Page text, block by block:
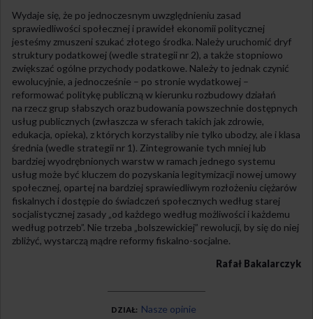
Wydaje się, że po jednoczesnym uwzględnieniu zasad
sprawiedliwości społecznej i prawideł ekonomii politycznej
jesteśmy zmuszeni szukać złotego środka. Należy uruchomić dryf
struktury podatkowej (wedle strategii nr 2), a także stopniowo
zwiększać ogólne przychody podatkowe. Należy to jednak czynić
ewolucyjnie, a jednocześnie – po stronie wydatkowej –
reformować politykę publiczną w kierunku rozbudowy działań
na rzecz grup słabszych oraz budowania powszechnie dostępnych
usług publicznych (zwłaszcza w sferach takich jak zdrowie,
edukacja, opieka), z których korzystaliby nie tylko ubodzy, ale i klasa
średnia (wedle strategii nr 1). Zintegrowanie tych mniej lub
bardziej wyodrębnionych warstw w ramach jednego systemu
usług może być kluczem do pozyskania legitymizacji nowej umowy
społecznej, opartej na bardziej sprawiedliwym rozłożeniu ciężarów
fiskalnych i dostępie do świadczeń społecznych według starej
socjalistycznej zasady „od każdego według możliwości i każdemu
według potrzeb”. Nie trzeba „bolszewickiej” rewolucji, by się do niej
zbliżyć, wystarczą mądre reformy fiskalno-socjalne.
Rafał Bakalarczyk
DZIAŁ Nasze opinie